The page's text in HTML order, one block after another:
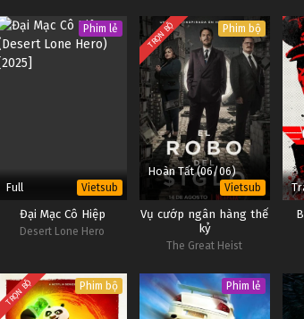
Phim lẻ
Full Vietsub
Đại Mạc Cô Hiệp
Desert Lone Hero
TRỌN BỘ Phim bộ
Hoàn Tất (06/06)
Vietsub
Vụ cướp ngân hàng thế
kỷ
The Great Heist
TRỌN BỘ Phim bộ Phim lẻ